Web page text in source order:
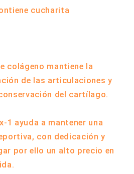
cucharita
colágeno mantiene la
de las articulaciones y
del cartílago.
1 ayuda a mantener una
con dedicación y
por ello un alto precio en